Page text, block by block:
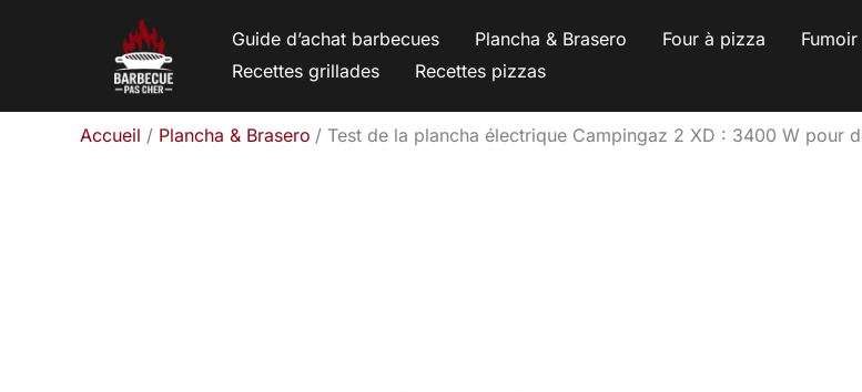
Guide d’achat barbecues Plancha & Brasero Four à pizza Fumoir
Recettes grillades
Recettes pizzas
Accueil Plancha & Brasero Test de la plancha électrique Campingaz 2 XD : 3400 W pour